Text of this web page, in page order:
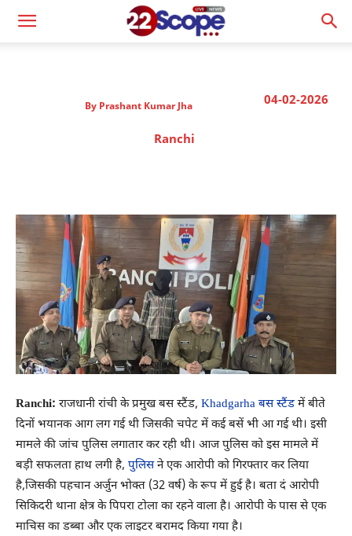
04-02-2026
By Prashant Kumar Jha
Ranchi
Ranchi: राजधानी रांची के प्रमुख बस स्टैंड, Khadgarha बस स्टैंड में बीते
दिनों भयानक आग लग गई थी जिसकी चपेट में कई बसें भी आ गई थी। इसी
मामले की जांच पुलिस लगातार कर रही थी। आज पुलिस को इस मामले में
बड़ी सफलता हाथ लगी है, पुलिसने एक आरोपी को गिरफ्तार कर लिया
है,जिसकी पहचान अर्जुन भोक्त (32 वर्ष) के रूप में हुई है। बता दं आरोपी
सिकिदरी थाना क्षेत्र के पिपरा टोला का रहने वाला है। आरोपी के पास से एक
माचिस का डब्बा और एक लाइटर बरामद किया गया है।